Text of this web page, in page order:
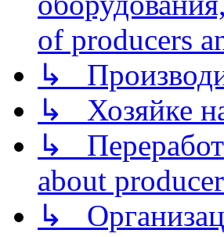
of producers
↳
↳ Хозяйке
↳
about
↳